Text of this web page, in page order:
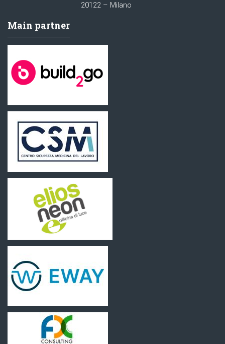
20122 – Milano
Main partner